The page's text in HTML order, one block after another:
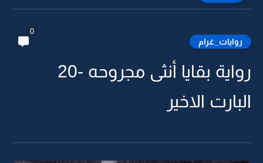
روايات_غرام
0
رواية بقايا أنثى مجروحه -20
البارت الاخير